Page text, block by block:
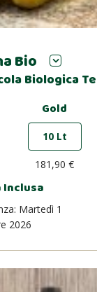
Bio
Biologica
Gold
10 Lt
181,90 €
Inclusa
Martedì 1
2026